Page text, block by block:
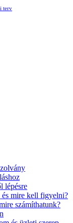
terv
lépésre
mire kell figyelni?
számíthatunk?